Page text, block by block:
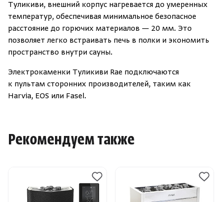
Туликиви, внешний корпус нагревается до умеренных
температур, обеспечивая минимальное безопасное
расстояние до горючих материалов — 20 мм. Это
позволяет легко встраивать печь в полки и экономить
пространство внутри сауны.
Электрокаменки Туликиви Rae подключаются
к пультам сторонних производителей, таким как
Harvia, EOS или Fasel.
Рекомендуем также